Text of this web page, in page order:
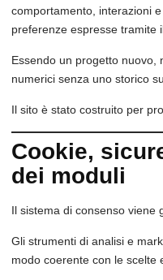
comportamento, interazioni
preferenze espresse tramite
Essendo un progetto nuovo,
numerici senza uno storico
Il sito è stato costruito per
Cookie,
dei moduli
Il sistema di consenso viene
Gli strumenti di analisi e
modo coerente con le scelte